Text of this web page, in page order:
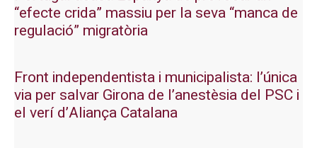
“efecte crida” massiu per la seva “manca de
regulació” migratòria
Front independentista i municipalista: l’única
via per salvar Girona de l’anestèsia del PSC i
el verí d’Aliança Catalana